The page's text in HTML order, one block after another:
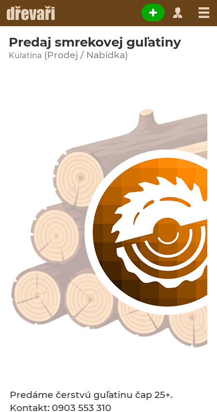
Predaj smrekovej guľatiny
Kulatina (Prodej / Nabídka)
Predáme čerstvú guľatinu čap 25+.
Kontakt: 0903 553 310